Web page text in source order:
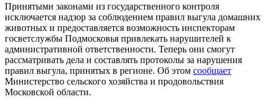
Принятыми законами из государственного контроля
исключается надзор за соблюдением правил выгула домашних
животных и предоставляется возможность инспекторам
госветслужбы Подмосковья привлекать нарушителей к
административной ответственности. Теперь они смогут
рассматривать дела и составлять протоколы за нарушения
правил выгула, принятых в регионе. Об этом сообщает
Министерство сельского хозяйства и продовольствия
Московской области.